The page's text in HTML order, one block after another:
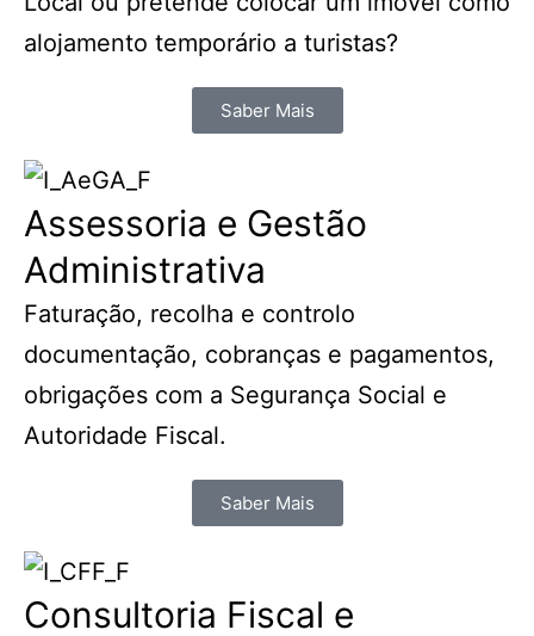
alojamento temporário a turistas?
Saber Mais
Assessoria e Gestão
Administrativa
Faturação, recolha e controlo
documentação, cobranças e pagamentos,
obrigações com a Segurança Social e
Autoridade Fiscal.
Saber Mais
Consultoria Fiscal e